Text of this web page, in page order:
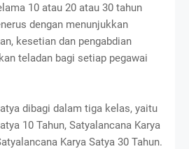
10 atau 20 atau 30 tahun
dengan menunjukkan
kesetian dan pengabdian
teladan bagi setiap pegawai
dibagi dalam tiga kelas, yaitu
10 Tahun, Satyalancana Karya
Karya Satya 30 Tahun.